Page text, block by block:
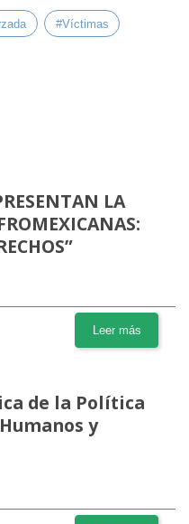
#Víctimas
LA
Leer más
de la Política
y